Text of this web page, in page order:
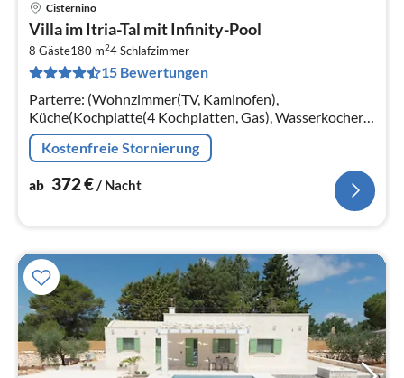
Cisternino
Villa im Itria-Tal mit Infinity-Pool
8 Gäste180 m24Schlafzimmer
15 Bewertungen
Parterre: (Wohnzimmer(TV, Kaminofen),
Küche(Kochplatte(4 Kochplatten, Gas), Wasserkocher,
Kaffeemaschine, Backofen, Mikrowelle, Spülmaschine,
Kühlschrank)
Kostenfreie Stornierung
ab 372€ / Nacht